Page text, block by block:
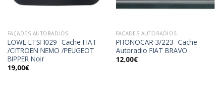
FAÇADES AUTORADIOS
LOWE ETSFI029- Cache FIAT
/CITROEN NEMO /PEUGEOT
BIPPER Noir
19,00€
FAÇADES AUTORADIOS
PHONOCAR 3/223- Cache
Autoradio FIAT BRAVO
12,00€